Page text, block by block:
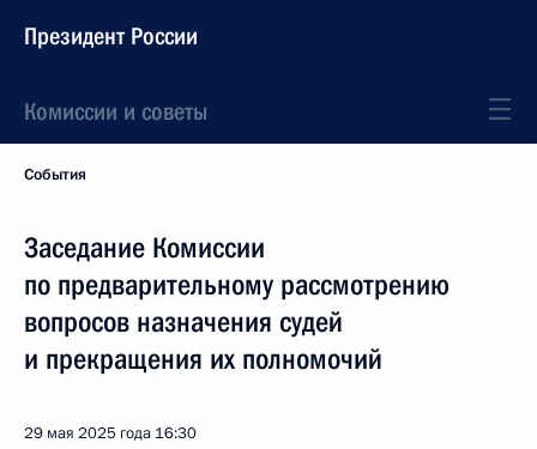
Президент России
Комиссии и советы
События
Заседание Комиссии
по предварительному рассмотрению
вопросов назначения судей
и прекращения их полномочий
29 мая 2025 года 16:30